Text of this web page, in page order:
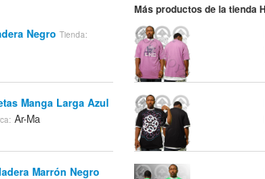
Negro Tienda:
Manga Larga Azul
Ar-Ma
Marrón Negro
Más productos de la tienda